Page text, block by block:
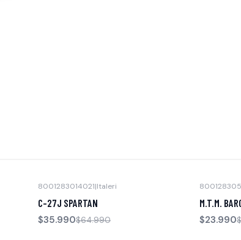
8001283014021|Italeri
C-27J SPARTAN
$35.990$64.990
M.T.M.
$23.990